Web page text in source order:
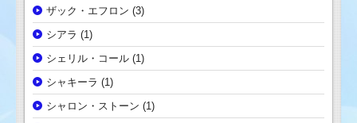
ザック・エフロン (3)
シアラ (1)
シェリル・コール (1)
シャキーラ (1)
シャロン・ストーン (1)